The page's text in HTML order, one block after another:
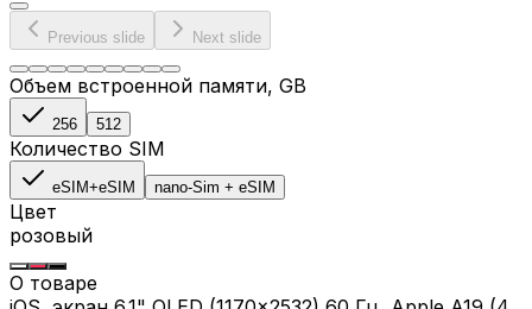
Previous slide Next slide
Объем встроенной памяти, GB
256 512
Количество SIM
eSIM+eSIM nano-Sim + eSIM
Цвет
розовый
О товаре